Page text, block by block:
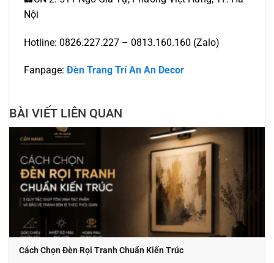
Nội
Hotline: 0826.227.227 – 0813.160.160 (Zalo)
Fanpage: Đèn Trang Trí An An Decor
BÀI VIẾT LIÊN QUAN
Cách Chọn Đèn Rọi Tranh Chuẩn Kiến Trúc